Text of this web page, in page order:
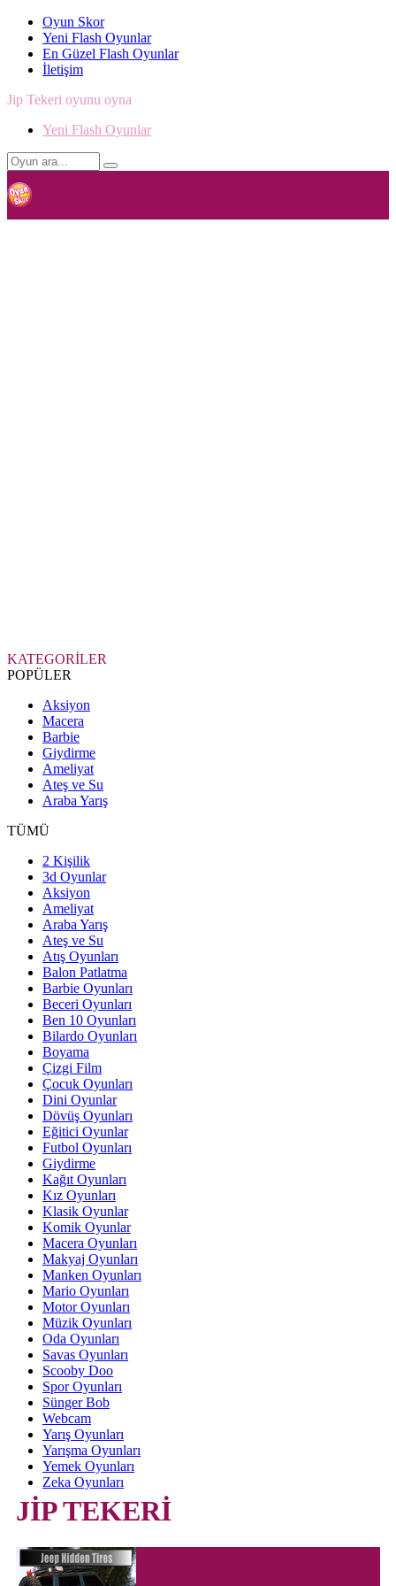
Oyun Skor
Yeni Flash Oyunlar
En Güzel Flash Oyunlar
İletişim
Jip Tekeri oyunu oyna
Yeni Flash Oyunlar
KATEGORİLER
POPÜLER
Aksiyon
Macera
Barbie
Giydirme
Ameliyat
Ateş ve Su
Araba Yarış
TÜMÜ
2 Kişilik
3d Oyunlar
Aksiyon
Ameliyat
Araba Yarış
Ateş ve Su
Atış Oyunları
Balon Patlatma
Barbie Oyunları
Beceri Oyunları
Ben 10 Oyunları
Bilardo Oyunları
Boyama
Çizgi Film
Çocuk Oyunları
Dini Oyunlar
Dövüş Oyunları
Eğitici Oyunlar
Futbol Oyunları
Giydirme
Kağıt Oyunları
Kız Oyunları
Klasik Oyunlar
Komik Oyunlar
Macera Oyunları
Makyaj Oyunları
Manken Oyunları
Mario Oyunları
Motor Oyunları
Müzik Oyunları
Oda Oyunları
Savas Oyunları
Scooby Doo
Spor Oyunları
Sünger Bob
Webcam
Yarış Oyunları
Yarışma Oyunları
Yemek Oyunları
Zeka Oyunları
JİP TEKERİ